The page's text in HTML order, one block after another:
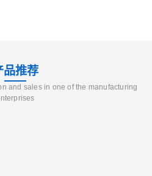
品推荐
and sales in one of the manufacturing